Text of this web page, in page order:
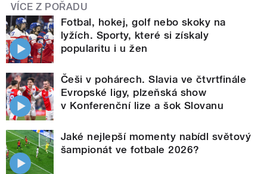
VÍCE Z POŘADU
Fotbal, hokej, golf nebo skoky na
lyžích. Sporty, které si získaly
popularitu i u žen
Češi v pohárech. Slavia ve čtvrtfinále
Evropské ligy, plzeňská show
v Konferenční lize a šok Slovanu
Jaké nejlepší momenty nabídl světový
šampionát ve fotbale 2026?